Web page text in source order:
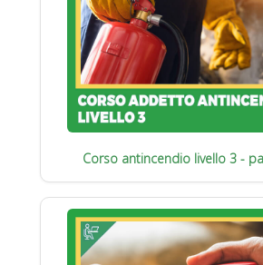
Corso antincendio livello 3 -